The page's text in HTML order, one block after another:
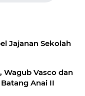
Jajanan Sekolah
Wagub Vasco dan
Anai II